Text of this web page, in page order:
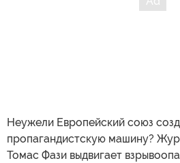
Неужели Европейский союз
пропагандистскую машину?
Томас Фази выдвигает